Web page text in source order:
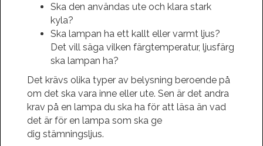
Ska den användas ute och klara stark
kyla?
Ska lampan ha ett kallt eller varmt ljus?
Det vill säga vilken färgtemperatur, ljusfärg
ska lampan ha?
Det krävs olika typer av belysning beroende på
om det ska vara inne eller ute. Sen är det andra
krav på en lampa du ska ha för att läsa än vad
det är för en lampa som ska ge
dig stämningsljus.